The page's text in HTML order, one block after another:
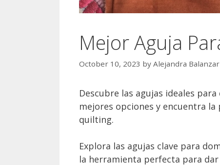
Mejor Aguja
October 10, 2023 by Alejandra
Descubre las agujas ideales
mejores opciones y encuentra
quilting.
Explora las agujas clave para
la herramienta perfecta para